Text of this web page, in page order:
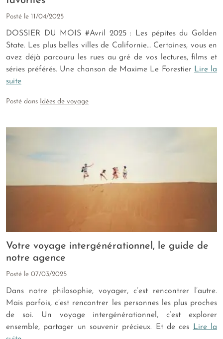
Posté le 11/04/2025
DOSSIER DU MOIS #Avril 2025 : Les pépites du Golden
State. Les plus belles villes de Californie… Certaines, vous en
avez déjà parcouru les rues au gré de vos lectures, films et
séries préférés. Une chanson de Maxime Le Forestier Lire la
suite
Posté dans Idées de voyage
Votre voyage intergénérationnel, le guide de
notre agence
Posté le 07/03/2025
Dans notre philosophie, voyager, c’est rencontrer l’autre.
Mais parfois, c’est rencontrer les personnes les plus proches
de soi. Un voyage intergénérationnel, c’est explorer
ensemble, partager un souvenir précieux. Et de ces
Lire la